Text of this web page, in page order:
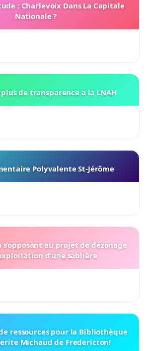
: Charlevoix Dans La Capitale
Nationale ?
de transparence a la LNAH
Polyvalente St-Jérôme
s’opposant au projet de dézonage
d’une sablière
ressources pour la Bibliothèque
Michaud de Fredericton!